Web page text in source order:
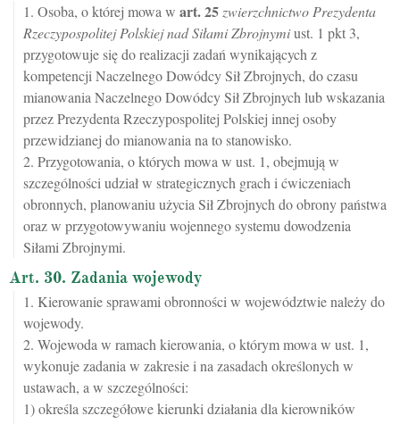
1. Osoba, o której mowa w art.25 zwierzchnictwo Prezydenta
Rzeczypospolitej Polskiej nad Siłami Zbrojnymiust. 1 pkt 3,
przygotowuje się do realizacji zadań wynikających z
kompetencji Naczelnego Dowódcy Sił Zbrojnych, do czasu
mianowania Naczelnego Dowódcy Sił Zbrojnych lub wskazania
przez Prezydenta Rzeczypospolitej Polskiej innej osoby
przewidzianej do mianowania na to stanowisko.
2. Przygotowania, o których mowa w ust. 1, obejmują w
szczególności udział w strategicznych grach i ćwiczeniach
obronnych, planowaniu użycia Sił Zbrojnych do obrony państwa
oraz w przygotowywaniu wojennego systemu dowodzenia
Siłami Zbrojnymi.
Art. 30. Zadania wojewody
1. Kierowanie sprawami obronności w województwie należy do
wojewody.
2. Wojewoda w ramach kierowania, o którym mowa w ust. 1,
wykonuje zadania w zakresie i na zasadach określonych w
ustawach, a w szczególności:
1) określa szczegółowe kierunki działania dla kierowników